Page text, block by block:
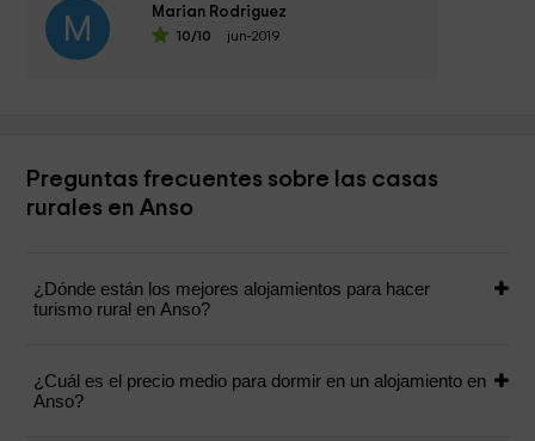
Una bonita casa perfectamente equipada, no le falta un
detalle y muy...
M Marian Rodriguez
10/10 jun-2019
Preguntas frecuentes sobre las casas
rurales en Anso
¿Dónde están los mejores alojamientos para hacer
turismo rural en Anso?
¿Cuál es el precio medio para dormir en un alojamiento en
Anso?